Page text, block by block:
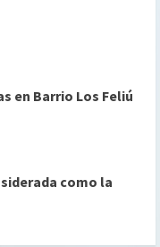
en Barrio Los Feliú
como la